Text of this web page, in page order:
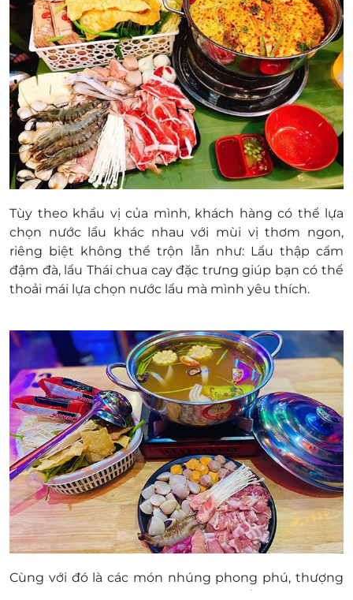
Tùy theo khẩu vị của mình, khách hàng có thể lựa
chọn nước lẩu khác nhau với mùi vị thơm ngon,
riêng biệt không thể trộn lẫn như: Lẩu thập cẩm
đậm đà, lẩu Thái chua cay đặc trưng giúp bạn có thể
thoải mái lựa chọn nước lẩu mà mình yêu thích.
Cùng với đó là các món nhúng phong phú, thượng